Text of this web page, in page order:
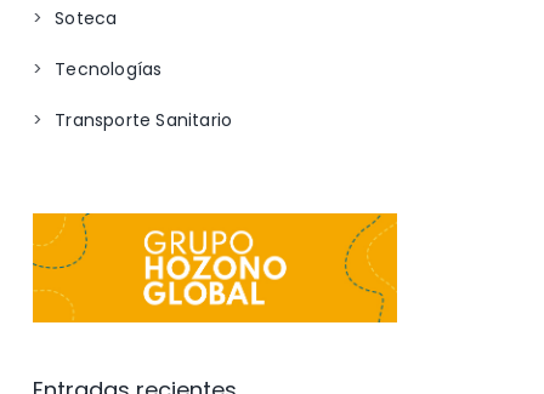
Soteca
Tecnologías
Transporte Sanitario